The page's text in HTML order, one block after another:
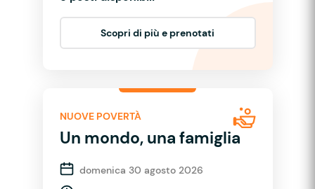
Scopri di più e prenotati
NUOVE POVERTÀ
Un mondo, una famiglia
domenica 30 agosto 2026